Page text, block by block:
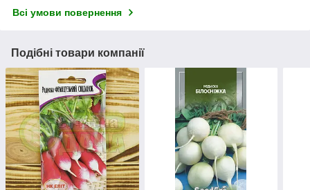
Всі умови повернення
Подібні товари компанії